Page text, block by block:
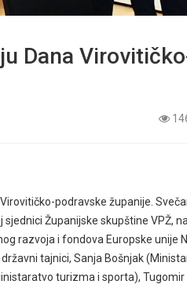
Dana
podravske županije.
Županijske skupštine VPŽ,
razvoja i fondova Europske unije
tajnici, Sanja Bošnjak
turizma i sporta), Tugomir